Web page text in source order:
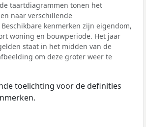
taartdiagrammen tonen het
naar verschillende
kenmerken zijn eigendom,
woning en bouwperiode. Het jaar
staat in het midden van de
om deze groter weer te
toelichting voor de definities